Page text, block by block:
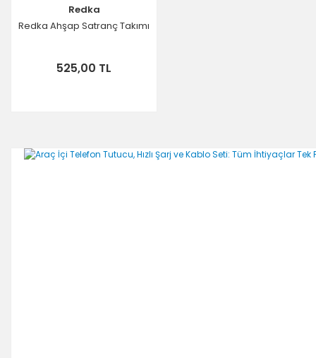
Redka
Redka Ahşap Satranç Takımı
525,00 TL